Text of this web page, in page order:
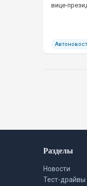
вице-
Разделы
Новости
Тест-драйвы